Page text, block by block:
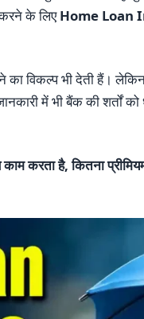
करने के लिएHome Loan
का विकल्प भी देती हैं।
में भी बैंक की शर्तों को
काम करता है, कितना